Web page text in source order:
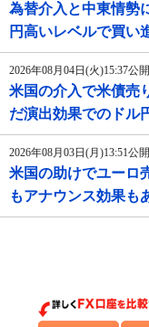
為替介入と中東情勢
円高いレベルで買い
2026年08月04日(火)15:37公開
米国の介入で米債売
だ演出効果でのドル
2026年08月03日(月)13:51公開
米国の助けでユーロ
もアナウンス効果も